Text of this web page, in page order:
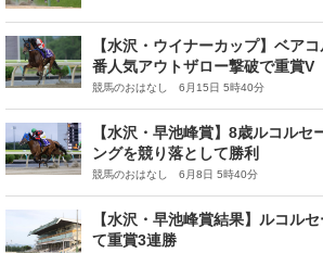
【水沢・ウイナーカップ】ベア
番人気アウトザロー撃破で重賞V
競馬のおはなし 6月15日 5時40分
【水沢・早池峰賞】8歳ルコルセ
ングを競り落として勝利
競馬のおはなし 6月8日 5時40分
【水沢・早池峰賞結果】ルコル
て重賞3連勝